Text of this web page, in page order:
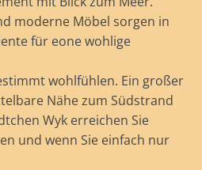
moderne Möbel sorgen in
für eone wohlige
wohlfühlen. Ein großer
Nähe zum Südstrand
Wyk erreichen Sie
und wenn Sie einfach nur